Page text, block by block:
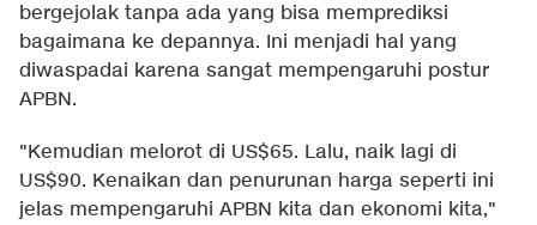
bergejolak tanpa ada yang bisa memprediksi
bagaimana ke depannya. Ini menjadi hal yang
diwaspadai karena sangat mempengaruhi postur
APBN.
"Kemudian melorot di US$65. Lalu, naik lagi di
US$90. Kenaikan dan penurunan harga seperti ini
jelas mempengaruhi APBN kita dan ekonomi kita,"